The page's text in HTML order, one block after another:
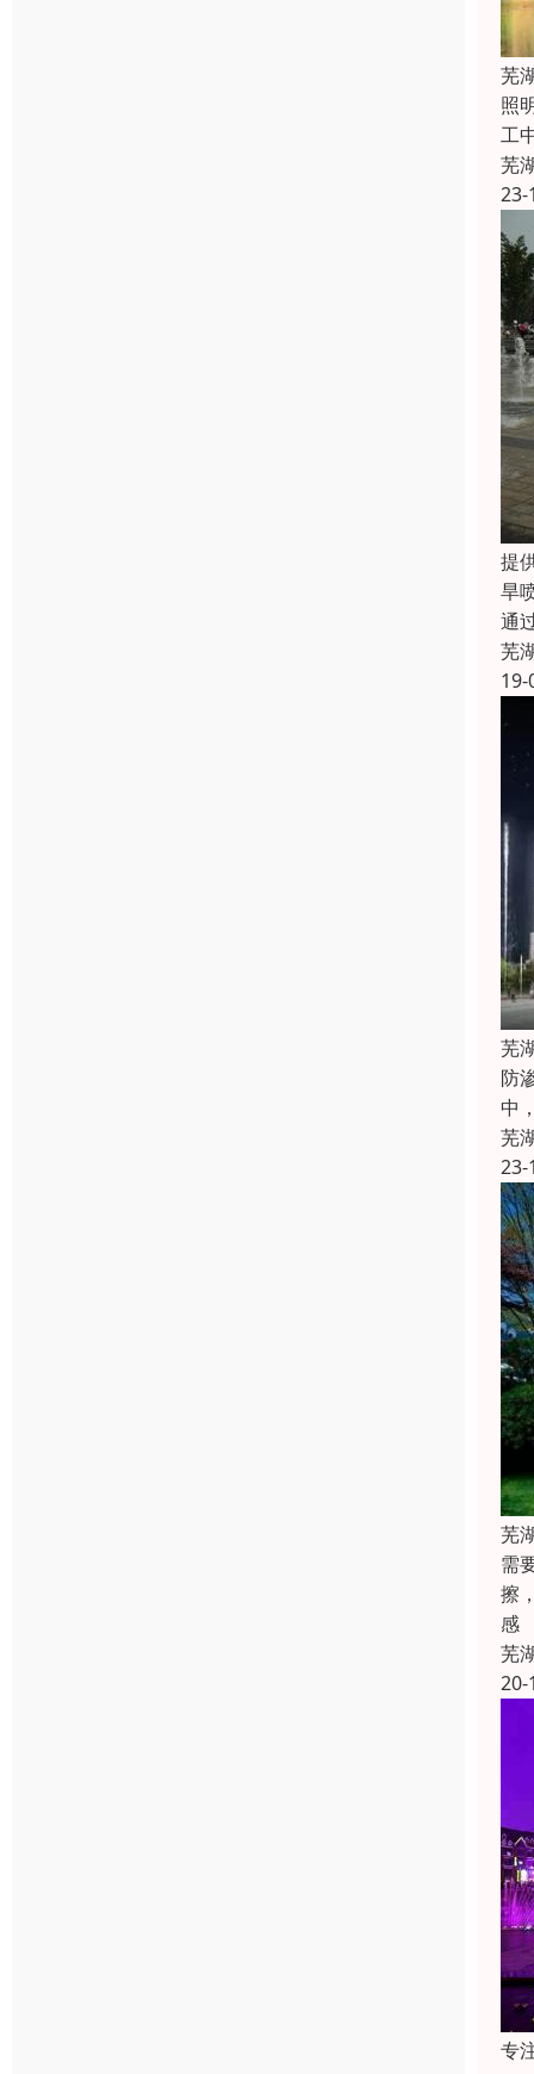
芜
照
工
芜
23-
提
旱
通
芜
19-
芜
防
中
芜
23-
芜
需
擦
感
芜
20-
专